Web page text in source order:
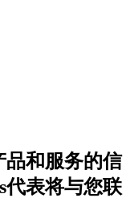
品和服务的信
代表将与您联